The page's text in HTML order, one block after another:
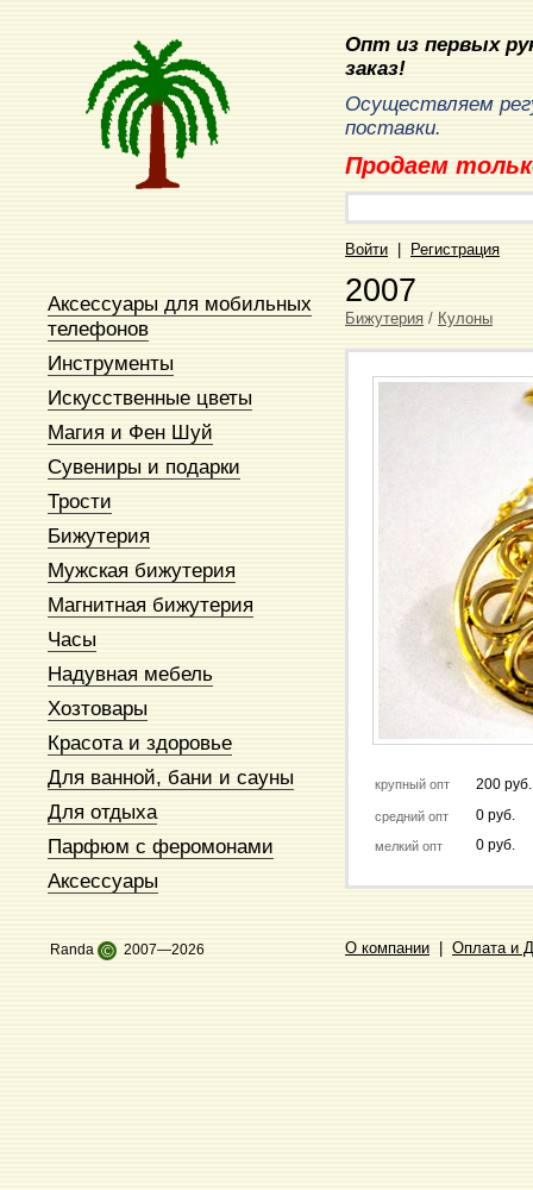
Аксессуары для мобильных
телефонов
Инструменты
Искусственные цветы
Магия и Фен Шуй
Сувениры и подарки
Трости
Бижутерия
Мужская бижутерия
Магнитная бижутерия
Часы
Надувная мебель
Хозтовары
Красота и здоровье
Для ванной, бани и сауны
Для отдыха
Парфюм с феромонами
Аксессуары
Опт из первых
заказ!
Осуществляем
поставки.
Продаем
Войти Регистрация
2007
Бижутерия / Кулоны
крупный опт 200 руб.
средний опт 0 руб.
мелкий опт 0 руб.
Randa © 2007—2026 О компании Оплата и